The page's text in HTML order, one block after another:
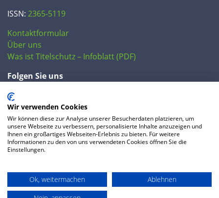
ISSN: 2365-5119
Kontaktformular
Über uns
Was ist Titelschutz – Infoblatt (PDF)
Folgen Sie uns
FAQ
Datenschutzerklärung AGB
Preise
Impressum
Wir verwenden Cookies
Wir können diese zur Analyse unserer Besucherdaten platzieren, um
unsere Webseite zu verbessern, personalisierte Inhalte anzuzeigen und
Ihnen ein großartiges Webseiten-Erlebnis zu bieten. Für weitere
Informationen zu den von uns verwendeten Cookies öffnen Sie die
Einstellungen.
Ok, weitermachen
Ablehnen